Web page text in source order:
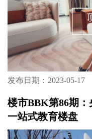
发布日期：2023-05-17
楼市BBK第86期
一站式教育楼盘